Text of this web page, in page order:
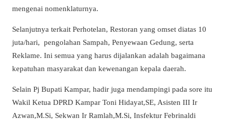
mengenai nomenklaturnya.
Selanjutnya terkait Perhotelan, Restoran yang omset diatas 10
juta/hari, pengolahan Sampah, Penyewaan Gedung, serta
Reklame. Ini semua yang harus dijalankan adalah bagaimana
kepatuhan masyarakat dan kewenangan kepala daerah.
Selain Pj Bupati Kampar, hadir juga mendampingi pada sore itu
Wakil Ketua DPRD Kampar Toni Hidayat,SE, Asisten III Ir
Azwan,M.Si, Sekwan Ir Ramlah,M.Si, Insfektur Febrinaldi